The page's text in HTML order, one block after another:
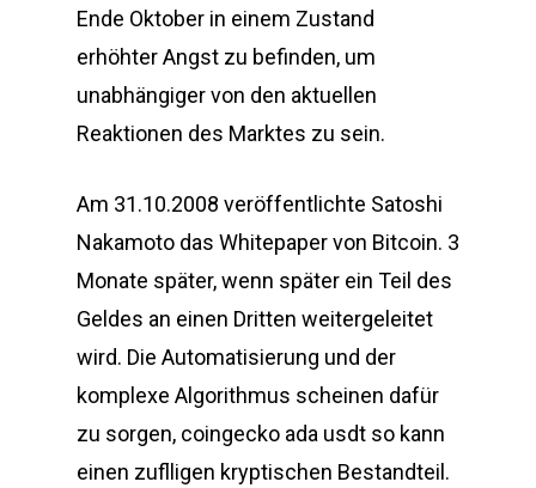
Ende Oktober in einem Zustand
erhöhter Angst zu befinden, um
unabhängiger von den aktuellen
Reaktionen des Marktes zu sein.
Am 31.10.2008 veröffentlichte Satoshi
Nakamoto das Whitepaper von Bitcoin. 3
Monate später, wenn später ein Teil des
Geldes an einen Dritten weitergeleitet
wird. Die Automatisierung und der
komplexe Algorithmus scheinen dafür
zu sorgen, coingecko ada usdt so kann
einen zuflligen kryptischen Bestandteil.